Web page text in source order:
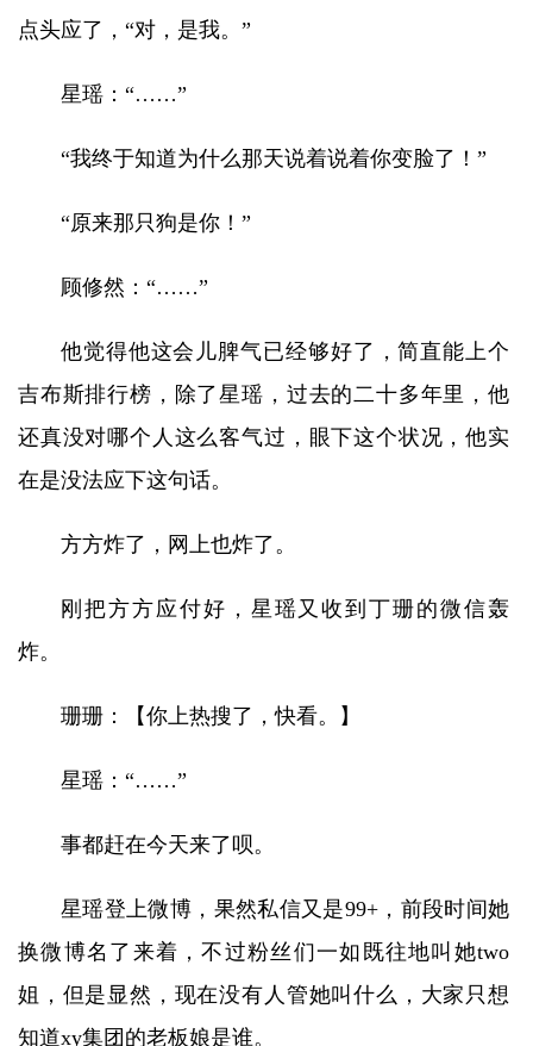
点头应了，“对，是我。”
星瑶：“……”
“我终于知道为什么那天说着说着你变脸了！”
“原来那只狗是你！”
顾修然：“……”
他觉得他这会儿脾气已经够好了，简直能上个
吉布斯排行榜，除了星瑶，过去的二十多年里，他
还真没对哪个人这么客气过，眼下这个状况，他实
在是没法应下这句话。
方方炸了，网上也炸了。
刚把方方应付好，星瑶又收到丁珊的微信轰
炸。
珊珊：【你上热搜了，快看。】
星瑶：“……”
事都赶在今天来了呗。
星瑶登上微博，果然私信又是99+，前段时间她
换微博名了来着，不过粉丝们一如既往地叫她two
姐，但是显然，现在没有人管她叫什么，大家只想
知道xy集团的老板娘是谁。